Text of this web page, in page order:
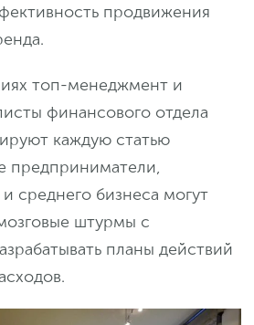
продвижения
топ-менеджмент и
финансового отдела
каждую статью
предприниматели,
среднего бизнеса могут
штурмы с
планы действий